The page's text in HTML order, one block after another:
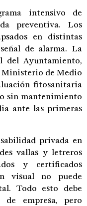
intensivo de
preventiva. Los
en distintas
de alarma. La
del Ayuntamiento,
Ministerio de Medio
fitosanitaria
sin mantenimiento
ante las primeras
privada en
vallas y letreros
y certificados
visual no puede
Todo esto debe
de empresa, pero